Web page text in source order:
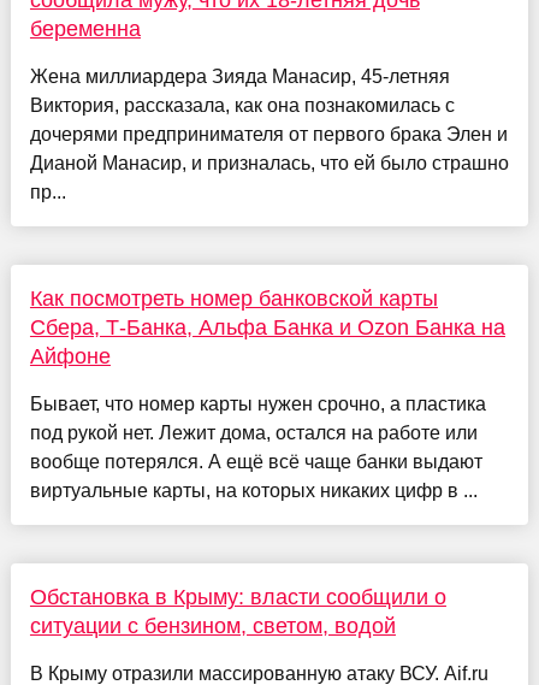
беременна
Жена миллиардера Зияда Манасир, 45-летняя
Виктория, рассказала, как она познакомилась с
дочерями предпринимателя от первого брака Элен и
Дианой Манасир, и призналась, что ей было страшно
пр...
Как посмотреть номер банковской карты
Сбера, Т-Банка, Альфа Банка и Ozon Банка на
Айфоне
Бывает, что номер карты нужен срочно, а пластика
под рукой нет. Лежит дома, остался на работе или
вообще потерялся. А ещё всё чаще банки выдают
виртуальные карты, на которых никаких цифр в ...
Обстановка в Крыму: власти сообщили о
ситуации с бензином, светом, водой
В Крыму отразили массированную атаку ВСУ. Aif.ru